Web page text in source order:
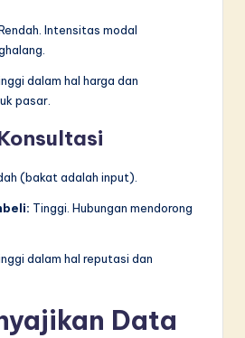
Intensitas modal
dalam hal harga dan
pasar.
(bakat adalah input).
Tinggi. Hubungan mendorong
dalam hal reputasi dan
Data